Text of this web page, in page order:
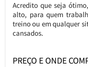
Acredito que seja
alto, para quem
treino ou em qualquer
cansados.
PREÇO E ONDE